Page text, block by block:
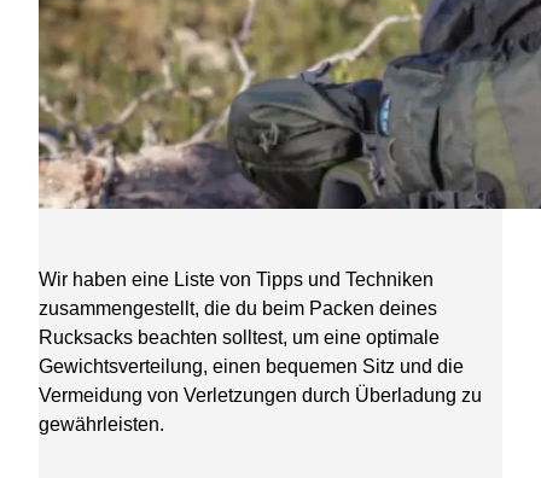
Wir haben eine Liste von Tipps und Techniken
zusammengestellt, die du beim Packen deines
Rucksacks beachten solltest, um eine optimale
Gewichtsverteilung, einen bequemen Sitz und die
Vermeidung von Verletzungen durch Überladung zu
gewährleisten.